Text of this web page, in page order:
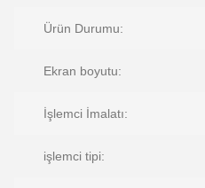
Ürün Durumu:
Ekran boyutu:
İşlemci İmalatı:
işlemci tipi: